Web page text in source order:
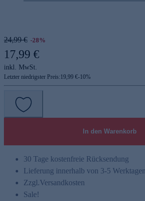
24,99 € -28%
17,99 €
inkl. MwSt.
Letzter niedrigster Preis:19,99 €-10%
In den Warenkorb
30 Tage kostenfreie Rücksendung
Lieferung innerhalb von 3-5 Werktagen
Zzgl.Versandkosten
Sale!